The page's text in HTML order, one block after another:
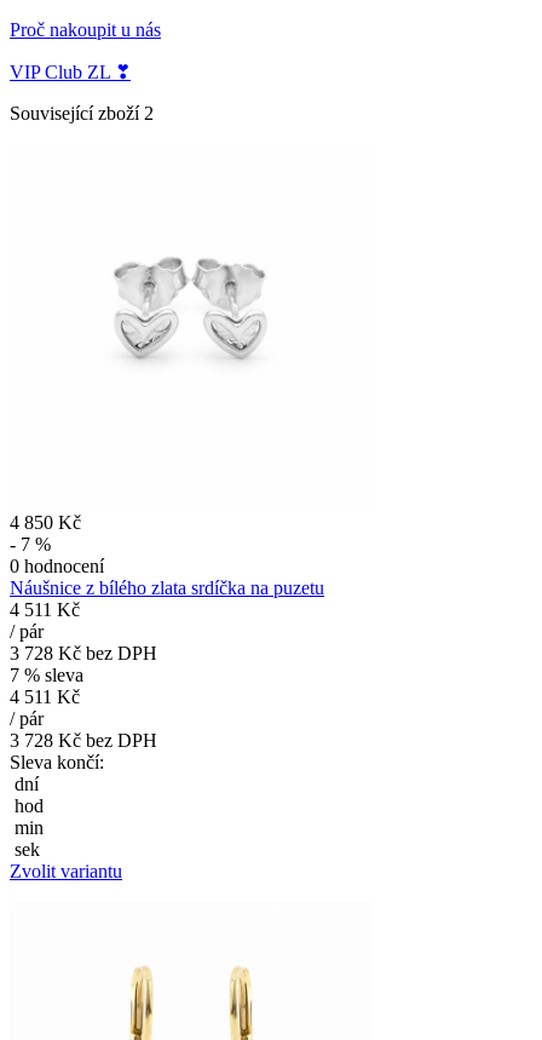
Proč nakoupit u nás
VIP Club ZL ❣
Související zboží 2
4 850 Kč
- 7 %
0 hodnocení
Náušnice z bílého zlata srdíčka na puzetu
4 511 Kč
/pár
3 728 Kč bez DPH
7 % sleva
4 511 Kč
/pár
3 728 Kč bez DPH
Sleva končí:
dní
hod
min
sek
Zvolit variantu